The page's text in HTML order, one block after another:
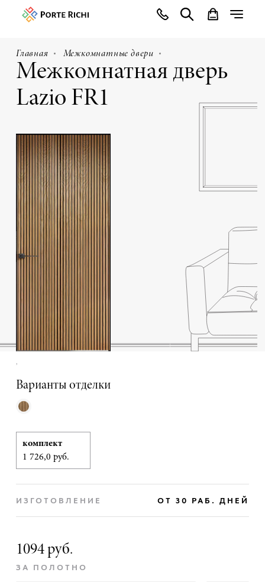
ИЗГОТОВЛЕНИЕ ОТ 30 РАБ. ДНЕЙ
1094 руб.
ЗА ПОЛОТНО
Главная Межкомнатные двери
Межкомнатная дверь
Lazio FR1
,
Варианты отделки
комплект
1 726,0 руб.